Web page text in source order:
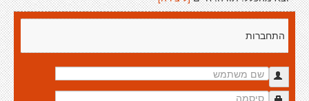
התחברות